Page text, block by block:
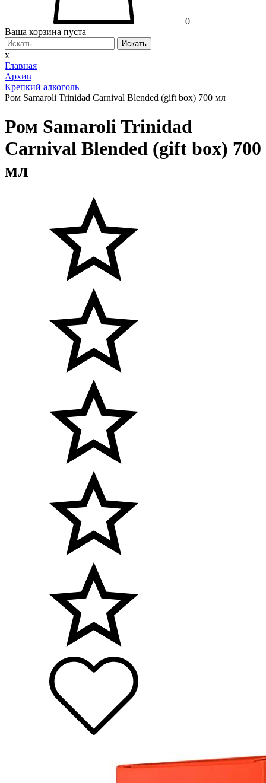
0
Ваша корзина пуста
Искать
x
Главная
Архив
Крепкий алкоголь
Ром Samaroli Trinidad Carnival Blended (gift box) 700 мл
Ром Samaroli Trinidad
Carnival Blended (gift box) 700
мл